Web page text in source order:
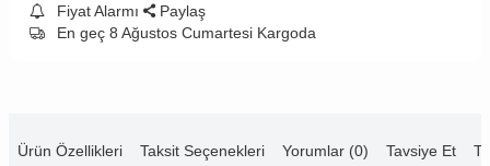
Fiyat Alarmı
Paylaş
En geç 8 Ağustos Cumartesi Kargoda
Ürün Özellikleri Taksit Seçenekleri Yorumlar (0) Tavsiye Et